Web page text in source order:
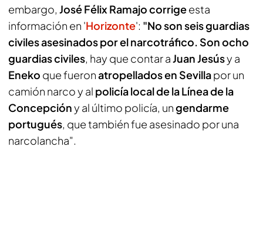
embargo, José Félix Ramajo corrigeesta
información en 'Horizonte': "No son seis guardias
civiles asesinados por el narcotráfico. Son ocho
guardias civiles, hay que contar aJuan Jesúsy a
Eneko que fueronatropellados en Sevillapor un
camión narco y al policía local de la Línea de la
Concepcióny al último policía, ungendarme
portugués, que también fue asesinado por una
narcolancha".